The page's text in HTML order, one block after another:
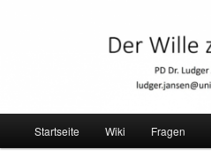
Startseite Wiki Fragen